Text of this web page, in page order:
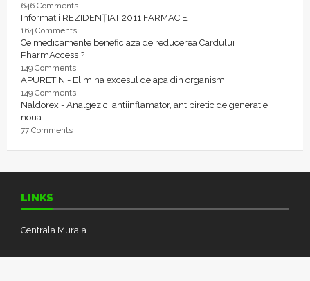
646 Comments
Informații REZIDENȚIAT 2011 FARMACIE
164 Comments
Ce medicamente beneficiaza de reducerea Cardului
PharmAccess ?
149 Comments
APURETIN - Elimina excesul de apa din organism
149 Comments
Naldorex - Analgezic, antiinflamator, antipiretic de generatie
noua
77 Comments
LINKS
Centrala Murala